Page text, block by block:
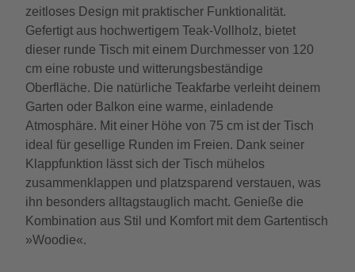
zeitloses Design mit praktischer Funktionalität.
Gefertigt aus hochwertigem Teak-Vollholz, bietet
dieser runde Tisch mit einem Durchmesser von 120
cm eine robuste und witterungsbeständige
Oberfläche. Die natürliche Teakfarbe verleiht deinem
Garten oder Balkon eine warme, einladende
Atmosphäre. Mit einer Höhe von 75 cm ist der Tisch
ideal für gesellige Runden im Freien. Dank seiner
Klappfunktion lässt sich der Tisch mühelos
zusammenklappen und platzsparend verstauen, was
ihn besonders alltagstauglich macht. Genieße die
Kombination aus Stil und Komfort mit dem Gartentisch
»Woodie«.